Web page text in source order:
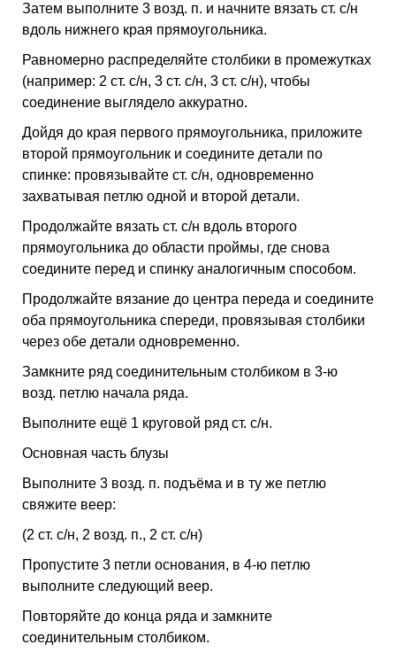
Затем выполните 3 возд. п. и начните вязать ст. с/н
вдоль нижнего края прямоугольника.
Равномерно распределяйте столбики в промежутках
(например: 2 ст. с/н, 3 ст. с/н, 3 ст. с/н), чтобы
соединение выглядело аккуратно.
Дойдя до края первого прямоугольника, приложите
второй прямоугольник и соедините детали по
спинке: провязывайте ст. с/н, одновременно
захватывая петлю одной и второй детали.
Продолжайте вязать ст. с/н вдоль второго
прямоугольника до области проймы, где снова
соедините перед и спинку аналогичным способом.
Продолжайте вязание до центра переда и соедините
оба прямоугольника спереди, провязывая столбики
через обе детали одновременно.
Замкните ряд соединительным столбиком в 3-ю
возд. петлю начала ряда.
Выполните ещё 1 круговой ряд ст. с/н.
Основная часть блузы
Выполните 3 возд. п. подъёма и в ту же петлю
свяжите веер:
(2 ст. с/н, 2 возд. п., 2 ст. с/н)
Пропустите 3 петли основания, в 4-ю петлю
выполните следующий веер.
Повторяйте до конца ряда и замкните
соединительным столбиком.